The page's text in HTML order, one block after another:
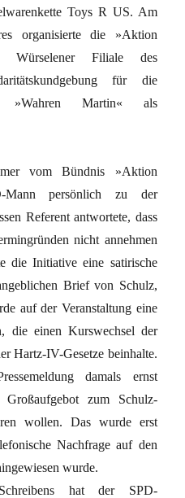
Toys R US. Am
organisierte die »Aktion
Würselener Filiale des
für die
»Wahren Martin« als
vom Bündnis »Aktion
Mann persönlich zu der
Referent antwortete, dass
nicht annehmen
die Initiative eine satirische
Brief von Schulz,
auf der Veranstaltung eine
die einen Kurswechsel der
Hartz-IV-Gesetze beinhalte.
damals ernst
zum Schulz-
wollen. Das wurde erst
Nachfrage auf den
wurde.
hat der SPD-